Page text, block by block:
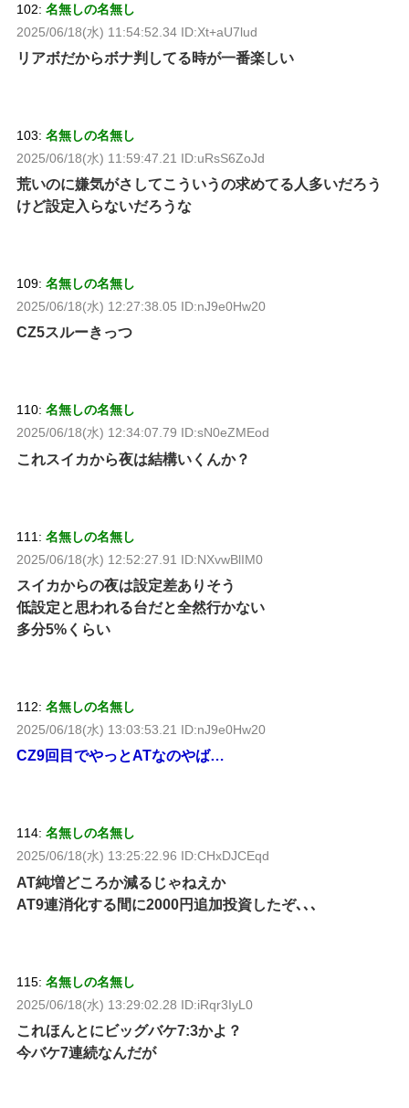
102: 名無しの名無し
2025/06/18(水) 11:54:52.34 ID:Xt+aU7lud
リアボだからボナ判してる時が一番楽しい
103: 名無しの名無し
2025/06/18(水) 11:59:47.21 ID:uRsS6ZoJd
荒いのに嫌気がさしてこういうの求めてる人多いだろう
けど設定入らないだろうな
109: 名無しの名無し
2025/06/18(水) 12:27:38.05 ID:nJ9e0Hw20
CZ5スルーきっつ
110: 名無しの名無し
2025/06/18(水) 12:34:07.79 ID:sN0eZMEod
これスイカから夜は結構いくんか？
111: 名無しの名無し
2025/06/18(水) 12:52:27.91 ID:NXvwBlIM0
スイカからの夜は設定差ありそう
低設定と思われる台だと全然行かない
多分5%くらい
112: 名無しの名無し
2025/06/18(水) 13:03:53.21 ID:nJ9e0Hw20
CZ9回目でやっとATなのやば…
114: 名無しの名無し
2025/06/18(水) 13:25:22.96 ID:CHxDJCEqd
AT純増どころか減るじゃねえか
AT9連消化する間に2000円追加投資したぞ､､､
115: 名無しの名無し
2025/06/18(水) 13:29:02.28 ID:iRqr3IyL0
これほんとにビッグバケ7:3かよ？
今バケ7連続なんだが